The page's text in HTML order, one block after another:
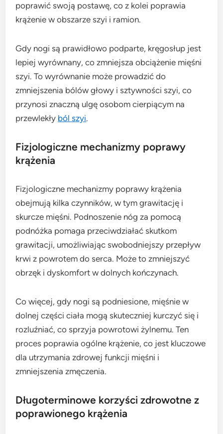
poprawić swoją postawę, co z kolei poprawia
krążenie w obszarze szyi i ramion.
Gdy nogi są prawidłowo podparte, kręgosłup jest
lepiej wyrównany, co zmniejsza obciążenie mięśni
szyi. To wyrównanie może prowadzić do
zmniejszenia bólów głowy i sztywności szyi, co
przynosi znaczną ulgę osobom cierpiącym na
przewlekły ból szyi.
Fizjologiczne mechanizmy poprawy
krążenia
Fizjologiczne mechanizmy poprawy krążenia
obejmują kilka czynników, w tym grawitację i
skurcze mięśni. Podnoszenie nóg za pomocą
podnóżka pomaga przeciwdziałać skutkom
grawitacji, umożliwiając swobodniejszy przepływ
krwi z powrotem do serca. Może to zmniejszyć
obrzęk i dyskomfort w dolnych kończynach.
Co więcej, gdy nogi są podniesione, mięśnie w
dolnej części ciała mogą skuteczniej kurczyć się i
rozluźniać, co sprzyja powrotowi żylnemu. Ten
proces poprawia ogólne krążenie, co jest kluczowe
dla utrzymania zdrowej funkcji mięśni i
zmniejszenia zmęczenia.
Długoterminowe korzyści zdrowotne z
poprawionego krążenia